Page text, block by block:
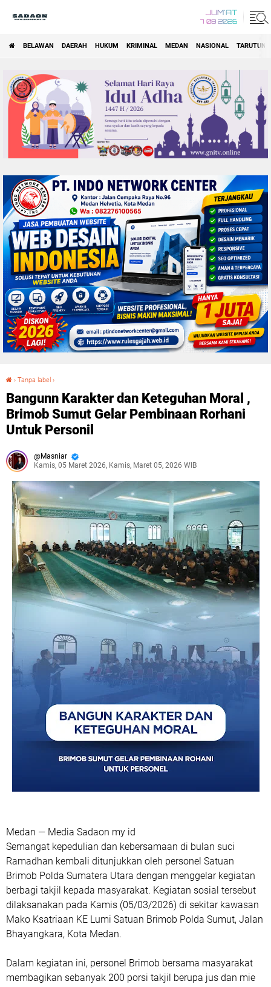
JUM'AT
7 08 2026
BELAWAN DAERAH HUKUM KRIMINAL MEDAN NASIONAL TARUTUNG
› Tanpa label ›
Bangunn Karakter dan Keteguhan Moral ,
Brimob Sumut Gelar Pembinaan Rorhani
Untuk Personil
Masniar
Kamis, 05 Maret 2026, Kamis, Maret 05, 2026 WIB
Medan — Media Sadaon my id
Semangat kepedulian dan kebersamaan di bulan suci
Ramadhan kembali ditunjukkan oleh personel Satuan
Brimob Polda Sumatera Utara dengan menggelar kegiatan
berbagi takjil kepada masyarakat. Kegiatan sosial tersebut
dilaksanakan pada Kamis (05/03/2026) di sekitar kawasan
Mako Ksatriaan KE Lumi Satuan Brimob Polda Sumut, Jalan
Bhayangkara, Kota Medan.
Dalam kegiatan ini, personel Brimob bersama masyarakat
membagikan sebanyak 200 porsi takjil berupa jus dan mie